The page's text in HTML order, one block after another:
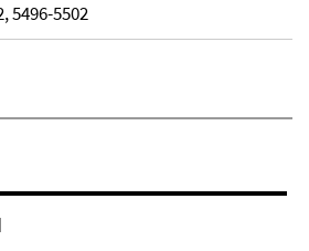
5496-5502